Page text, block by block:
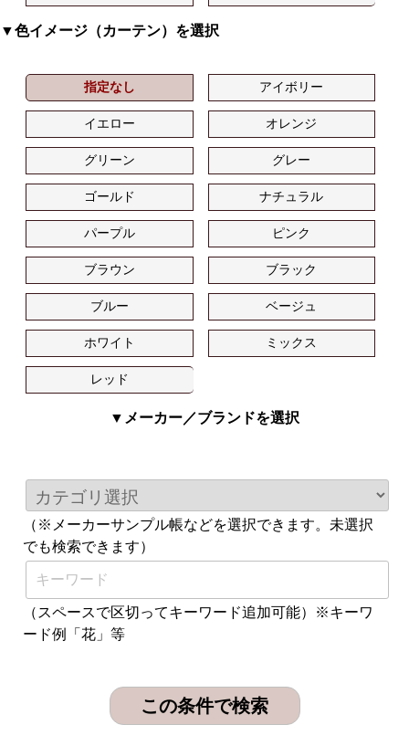
▼色イメージ（カーテン）を選択
指定なし アイボリー
イエロー オレンジ
グリーン グレー
ゴールド ナチュラル
パープル ピンク
ブラウン ブラック
ブルー ベージュ
ホワイト ミックス
レッド
▼メーカー／ブランドを選択
（※メーカーサンプル帳などを選択できます。未選択
でも検索できます）
（スペースで区切ってキーワード追加可能）※キーワ
ード例「花」等